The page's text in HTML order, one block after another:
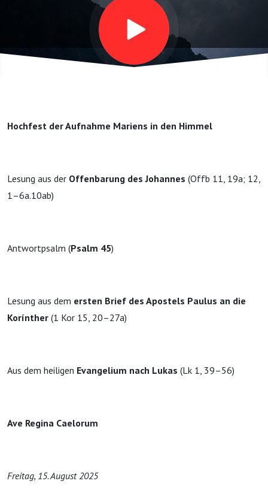
Hochfest der Aufnahme Mariens in den Himmel
Lesung aus der Offenbarung des Johannes (Offb 11, 19a; 12,
1–6a.10ab)
Antwortpsalm (Psalm 45)
Lesung aus dem ersten Brief des Apostels Paulus an die
Korínther (1 Kor 15, 20–27a)
Aus dem heiligen Evangelium nach Lukas (Lk 1, 39–56)
Ave Regina Caelorum
Freitag, 15. August 2025